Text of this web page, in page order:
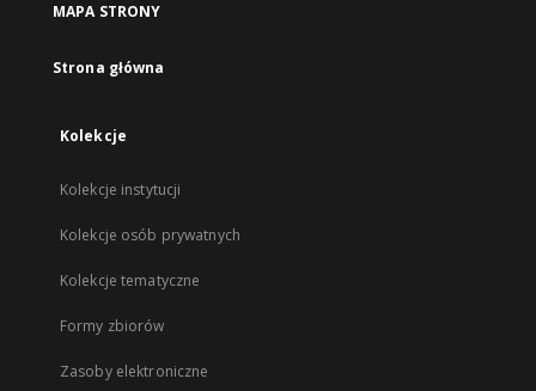
MAPA STRONY
Strona główna
Kolekcje
Kolekcje instytucji
Kolekcje osób prywatnych
Kolekcje tematyczne
Formy zbiorów
Zasoby elektroniczne